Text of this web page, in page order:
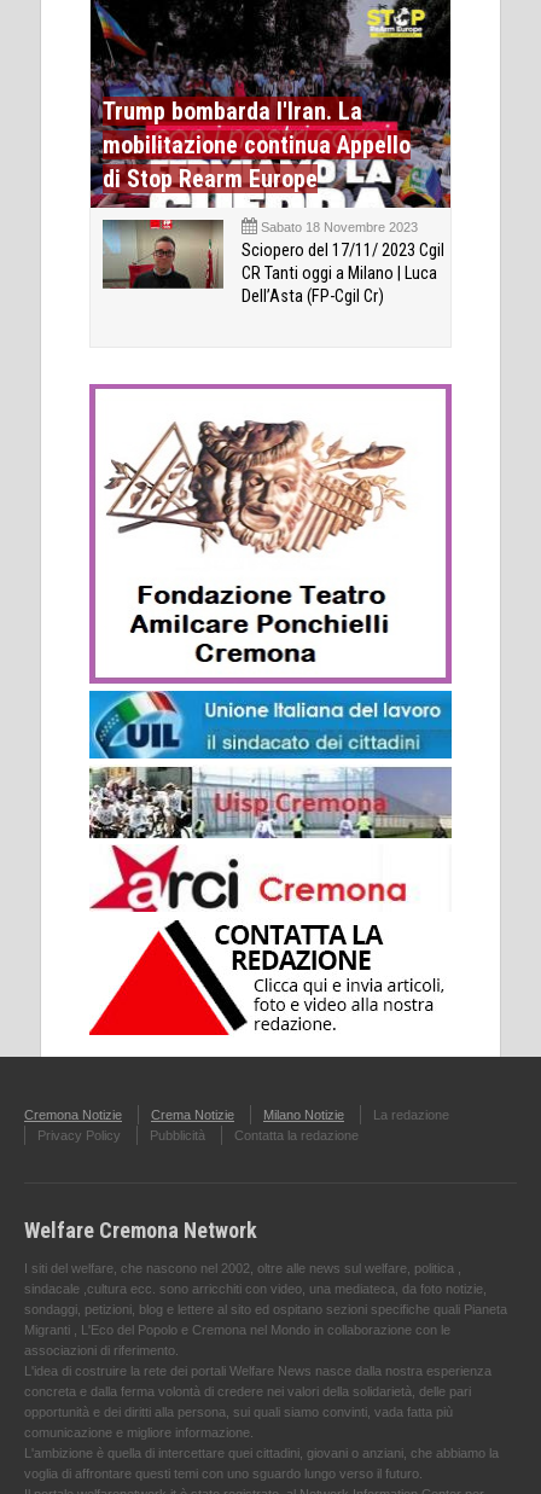
Trump bombarda l'Iran. La
mobilitazione continua Appello
di Stop Rearm Europe
Sabato 18 Novembre 2023
Sciopero del 17/11/ 2023 Cgil
CR Tanti oggi a Milano | Luca
Dell’Asta (FP-Cgil Cr)
Cremona Notizie Crema Notizie Milano Notizie
La redazione
Privacy Policy
Pubblicità Contatta la redazione
Welfare Cremona Network
I siti del welfare, che nascono nel 2002, oltre alle news sul welfare, politica ,
sindacale ,cultura ecc. sono arricchiti con video, una mediateca, da foto notizie,
sondaggi, petizioni, blog e lettere al sito ed ospitano sezioni specifiche quali Pianeta
Migranti , L'Eco del Popolo e Cremona nel Mondo in collaborazione con le
associazioni di riferimento.
L'idea di costruire la rete dei portali Welfare News nasce dalla nostra esperienza
concreta e dalla ferma volontà di credere nei valori della solidarietà, delle pari
opportunità e dei diritti alla persona, sui quali siamo convinti, vada fatta più
comunicazione e migliore informazione.
L'ambizione è quella di intercettare quei cittadini, giovani o anziani, che abbiamo la
voglia di affrontare questi temi con uno sguardo lungo verso il futuro.